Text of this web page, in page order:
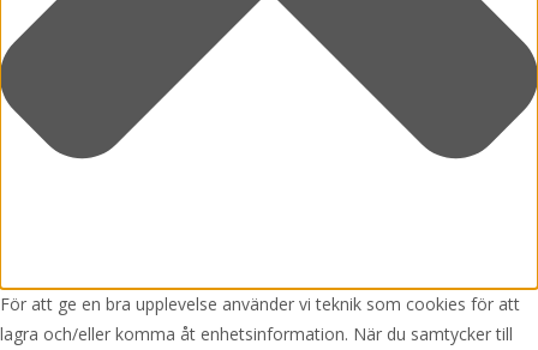
För att ge en bra upplevelse använder vi teknik som cookies för att
lagra och/eller komma åt enhetsinformation. När du samtycker till